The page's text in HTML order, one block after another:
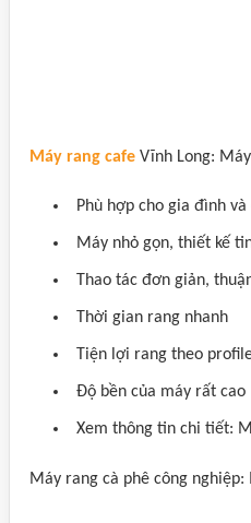
Máy rang cafe Vĩnh Long:
Phù hợp cho gia đình
Máy nhỏ gọn, thiết kế
Thao tác đơn giản,
Thời gian rang nhanh
Tiện lợi rang theo
Độ bền của máy rất cao
Xem thông tin chi tiết:
Máy rang cà phê công